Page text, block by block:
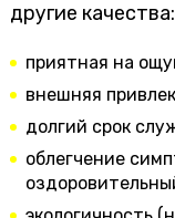
другие качества:
приятная на
внешняя
долгий срок
облегчение